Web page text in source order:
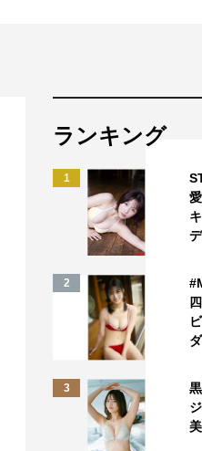
ランキング
1
2
3